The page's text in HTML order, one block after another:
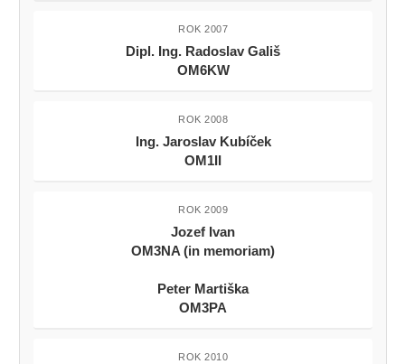
ROK 2007
Dipl. Ing. Radoslav Gališ
OM6KW
ROK 2008
Ing. Jaroslav Kubíček
OM1II
ROK 2009
Jozef Ivan
OM3NA (in memoriam)
Peter Martiška
OM3PA
ROK 2010